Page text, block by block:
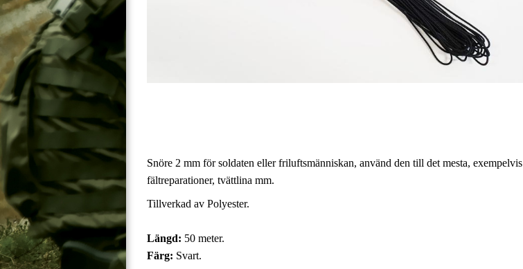
Snöre 2 mm för soldaten eller friluftsmänniskan, använd den till det mesta, exempelvis
fältreparationer, tvättlina mm.
Tillverkad av Polyester.
Längd: 50 meter.
Färg: Svart.